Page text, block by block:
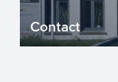
Contact